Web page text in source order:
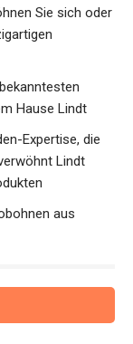
Sie sich oder
Hause Lindt
Expertise, die
Lindt
aus